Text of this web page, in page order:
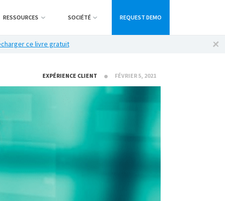
RESSOURCES SOCIÉTÉ REQUEST DEMO
ce livre gratuit
EXPÉRIENCE CLIENT FÉVRIER 5, 2021